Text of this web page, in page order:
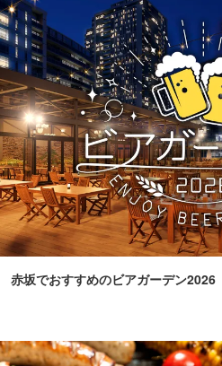
赤坂でおすすめのビアガーデン2026